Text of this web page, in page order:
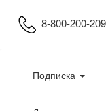
8-800-200-
Подписка